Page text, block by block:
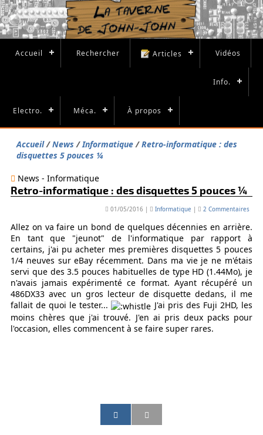
Accueil Rechercher Articles Vidéos
Info.
Electro. Méca. À propos
Accueil News Informatique
Retro-informatique : des
disquettes 5 pouces ¼
News - Informatique
Retro-informatique : des disquettes 5 pouces ¼
01/05/2016 | Informatique | 2 Commentaires
Allez on va faire un bond de quelques décennies en arrière.
En tant que "jeunot" de l'informatique par rapport à
certains, j'ai pu acheter mes premières disquettes 5 pouces
1/4 neuves sur eBay récemment. Dans ma vie je ne m'étais
servi que des 3.5 pouces habituelles de type HD (1.44Mo), je
n'avais jamais expérimenté ce format. Ayant récupéré un
486DX33 avec un gros lecteur de disquette dedans, il me
fallait de quoi le tester...
J'ai pris des Fuji 2HD, les
moins chères que j'ai trouvé. J'en ai pris deux packs pour
l'occasion, elles commencent à se faire super rares.
a
a
a
a